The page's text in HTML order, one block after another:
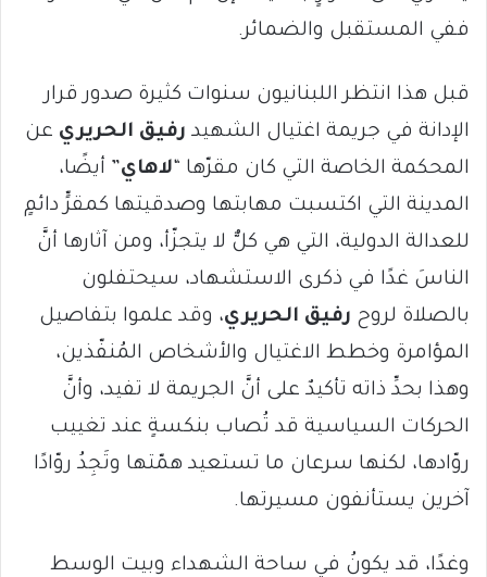
ففي المستقبل والضمائر.
قبل هذا انتظر اللبنانيون سنوات كثيرة صدور قرار
الإدانة في جريمة اغتيال الشهيد رفيق الحريري عن
المحكمة الخاصة التي كان مقرّها “لاهاي” أيضًا،
المدينة التي اكتسبت مهابتها وصدقيتها كمقرٍّ دائمٍ
للعدالة الدولية، التي هي كلٌّ لا يتجزّأ، ومن آثارها أنَّ
الناسَ غدًا في ذكرى الاستشهاد، سيحتفلون
بالصلاة لروح رفيق الحريري، وقد علموا بتفاصيل
المؤامرة وخطط الاغتيال والأشخاص المُنفّذين،
وهذا بحدِّ ذاته تأكيدٌ على أنَّ الجريمة لا تفيد، وأنَّ
الحركات السياسية قد تُصاب بنكسةٍ عند تغييب
روّادها، لكنها سرعان ما تستعيد همّتها وتَجِدُ روّادًا
آخرين يستأنفون مسيرتها.
وغدًا، قد يكونُ في ساحة الشهداء وبيت الوسط